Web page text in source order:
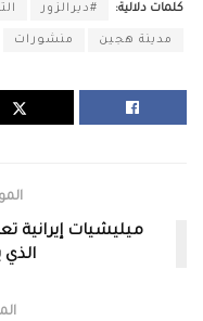
كلمات دلالية: #ديرالزور
مدينة هجين منشورات
ميليشيات إيرانية
الذي